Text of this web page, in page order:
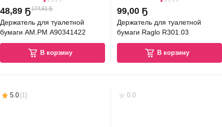
48,89 Ҕ174,61 Ҕ
Держатель для туалетной
бумаги AM.PM A90341422
В корзину
99,00 Ҕ
Держатель для туалетной
бумаги Raglo R301.03
В корзину
5.0 (1) 0.0